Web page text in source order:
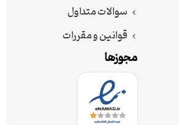
سوالات متداول
قوانین و مقررات
مجوزها